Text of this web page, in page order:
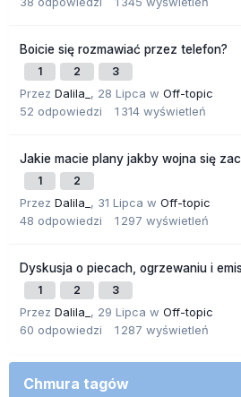
Boicie się rozmawiać przez telefon?
1 2 3
Przez Dalila_ , 28 Lipca w Off-topic
52 odpowiedzi 1 314 wyświetleń
Jakie macie plany jakby wojna się
1 2
Przez Dalila_ , 31 Lipca w Off-topic
48 odpowiedzi 1 297 wyświetleń
Dyskusja o piecach, ogrzewaniu i
1 2 3
Przez Dalila_ , 29 Lipca w Off-topic
60 odpowiedzi 1 287 wyświetleń
Chmura tagów